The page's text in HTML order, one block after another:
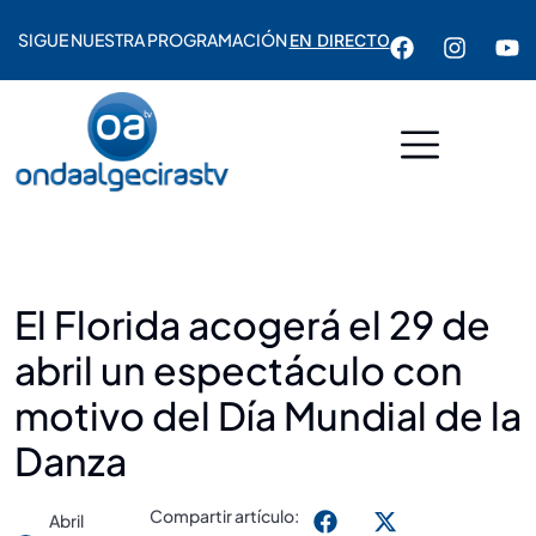
SIGUE NUESTRA PROGRAMACIÓNEN DIRECTO
El Florida acogerá el 29 de
abril un espectáculo con
motivo del Día Mundial de la
Danza
Abril
Compartir artículo: